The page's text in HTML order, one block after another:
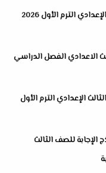
امتحان لغة إنجليزية شامل للصف الثالث الإعدادي الترم الأول 2026
الاعدادي الفصل الدراسي
الإعدادي الترم الأول
للصف الثالث